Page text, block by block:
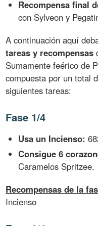
Recompensa final
con Sylveon y
A continuación aquí
tareas y recompensas
Sumamente feérico de
compuesta por un total
siguientes tareas:
Fase 1/4
Usa un Incienso:
Consigue 6
Caramelos Spritzee.
Recompensas de la
Incienso